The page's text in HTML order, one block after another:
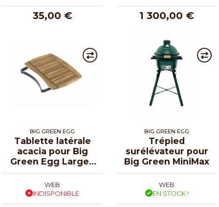
35,00 € 1 300,00 €
BIG GREEN EGG
Tablette latérale
acacia pour Big
Green Egg Large -
par 2
WEB
INDISPONIBLE
BIG GREEN EGG
Trépied
surélévateur pour
Big Green MiniMax
WEB
EN STOCK !